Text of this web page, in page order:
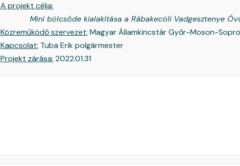
A projekt célja:
Mini bölcsőde kialakítása a Rábakecöli Vadgesztenye
Közreműködő szervezet: Magyar Államkincstár Győr-Moson-
Kapcsolat: Tuba Erik polgármester
Projekt zárása: 2022.01.31